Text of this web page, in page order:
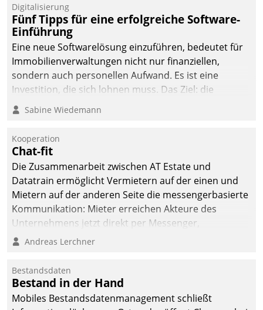
Digitalisierung
Fünf Tipps für eine erfolgreiche Software-
Einführung
Eine neue Softwarelösung einzuführen, bedeutet für
Immobilienverwaltungen nicht nur finanziellen,
sondern auch personellen Aufwand. Es ist eine
Investition, die sich lohnen muss. Das Ziel: die
nachhaltige Optimierung der Geschäftsabläufe. Damit
dieses Ziel erreicht wird, sollten einige Grundregeln
Sabine Wiedemann
Kooperation
Chat-fit
Die Zusammenarbeit zwischen AT Estate und
Datatrain ermöglicht Vermietern auf der einen und
Mietern auf der anderen Seite die messengerbasierte
Kommunikation: Mieter erreichen Akteure des
Unternehmens jetzt direkt per Messenger,
Mitarbeiter oder Dienstleister empfangen oder
Andreas Lerchner
Bestandsdaten
Bestand in der Hand
Mobiles Bestandsdatenmanagement schließt